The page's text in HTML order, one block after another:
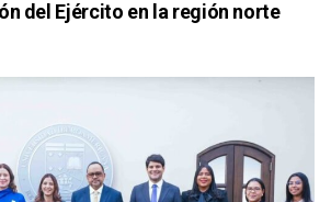
del Ejército en la región norte